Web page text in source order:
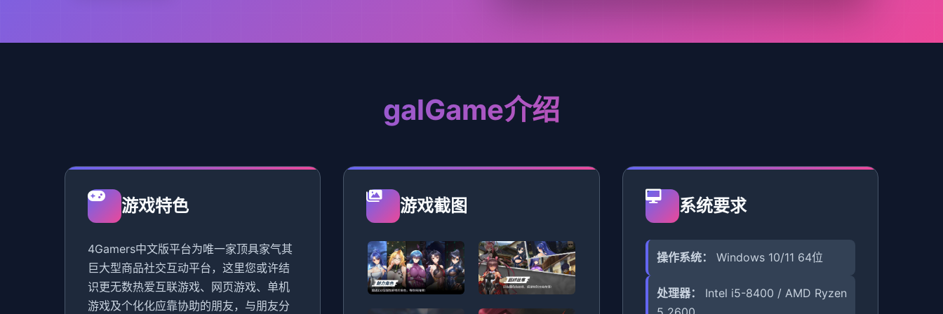
galGame介绍
游戏特色
4Gamers中文版平台为唯一家顶具家气其
巨大型商品社交互动平台，这里您或许结
识更无数热爱互联游戏、网页游戏、单机
游戏及个化化应靠协助的朋友，与朋友分
游戏截图 系统要求
操作系统： Windows 10/11 64位
处理器：
Intel i5-8400 / AMD Ryzen